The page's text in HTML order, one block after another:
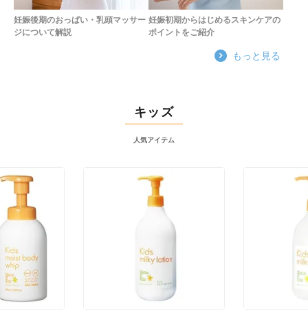
妊娠後期のおっぱい・乳頭マッサー
ジについて解説
妊娠初期からはじめるスキンケアの
ポイントをご紹介
もっと見る
キッズ
人気アイテム